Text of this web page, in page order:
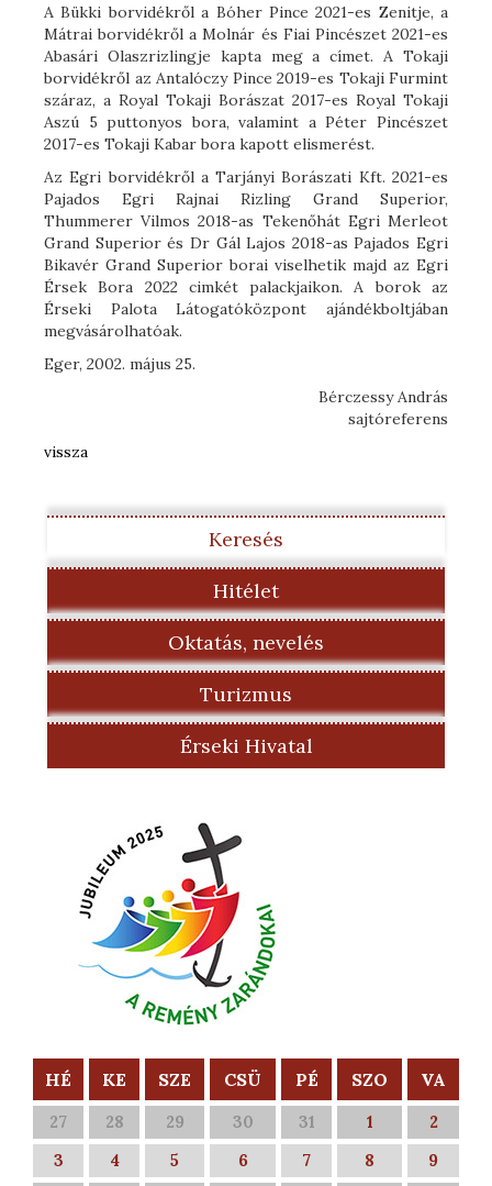
A Bükki borvidékről a Bóher Pince 2021-es Zenitje, a
Mátrai borvidékről a Molnár és Fiai Pincészet 2021-es
Abasári Olaszrizlingje kapta meg a címet. A Tokaji
borvidékről az Antalóczy Pince 2019-es Tokaji Furmint
száraz, a Royal Tokaji Borászat 2017-es Royal Tokaji
Aszú 5 puttonyos bora, valamint a Péter Pincészet
2017-es Tokaji Kabar bora kapott elismerést.
Az Egri borvidékről a Tarjányi Borászati Kft. 2021-es
Pajados Egri Rajnai Rizling Grand Superior,
Thummerer Vilmos 2018-as Tekenőhát Egri Merleot
Grand Superior és Dr Gál Lajos 2018-as Pajados Egri
Bikavér Grand Superior borai viselhetik majd az Egri
Érsek Bora 2022 cimkét palackjaikon. A borok az
Érseki Palota Látogatóközpont ajándékboltjában
megvásárolhatóak.
Eger, 2002. május 25.
Bérczessy András
sajtóreferens
vissza
Keresés
Hitélet
Oktatás, nevelés
Turizmus
Érseki Hivatal
HÉ KE SZE CSÜ PÉ SZO VA
27 28 29 30 31 1
2
3
4 5 6 7 8
9